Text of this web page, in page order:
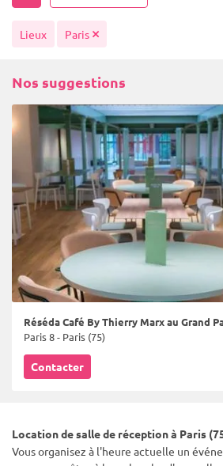
Lieux Paris
Nos suggestions
Réséda Café By Thierry Marx au Grand
Paris 8 - Paris (75)
Contacter
Location de salle de réception à Paris
Vous organisez à l'heure actuelle un